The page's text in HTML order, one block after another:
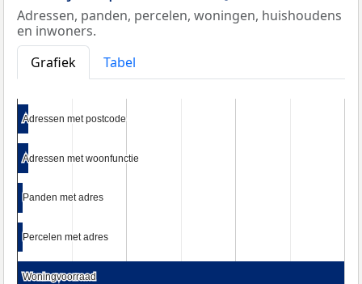
Adressen, panden, percelen, woningen, huishoudens
en inwoners.
Grafiek
Tabel
Adressen met postcode
Adressen met postcode
Adressen met woonfunctie
Adressen met woonfunctie
Panden met adres
Panden met adres
Percelen met adres
Percelen met adres
Woningvoorraad
Woningvoorraad